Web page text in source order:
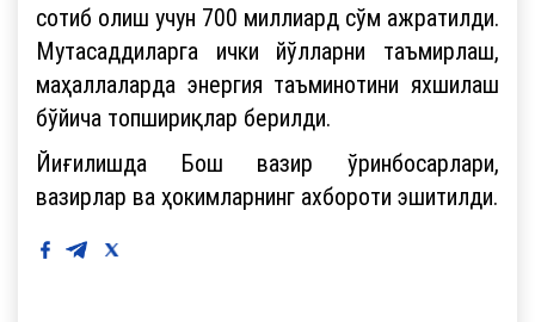
сотиб олиш учун 700 миллиард сўм ажратилди.
Мутасаддиларга ички йўлларни таъмирлаш,
маҳаллаларда энергия таъминотини яхшилаш
бўйича топшириқлар берилди.
Йиғилишда Бош вазир ўринбосарлари,
вазирлар ва ҳокимларнинг ахбороти эшитилди.